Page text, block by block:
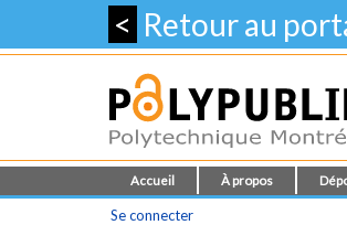
< Retour au
Accueil À propos
Se connecter